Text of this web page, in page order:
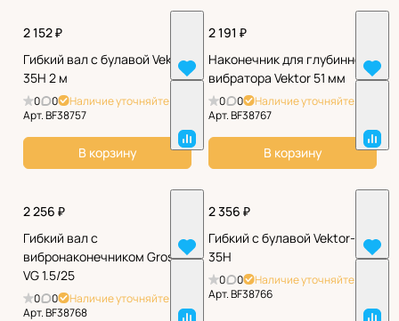
2 152 ₽
Гибкий вал с булавой Vektor
35H 2 м
0 0
Наличие уточняйте
Арт.BF38757
В корзину
2 191 ₽
Наконечник для глубинного
вибратора Vektor 51 мм
0 0
Наличие уточняйте
Арт.BF38767
В корзину
2 256 ₽
Гибкий вал с
вибронаконечником Grost
VG 1.5/25
0 0
Наличие уточняйте
Арт.BF38768
2 356 ₽
Гибкий с булавой Vektor-
35H
0 0
Наличие уточняйте
Арт.BF38766